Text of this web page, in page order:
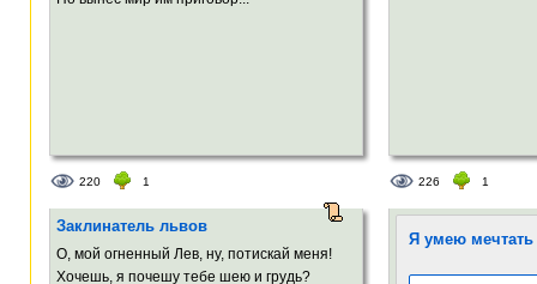
220 1 226 1
Заклинатель львов
О, мой огненный Лев, ну, потискай меня!
Хочешь, я почешу тебе шею и грудь?
Я умею мечтать